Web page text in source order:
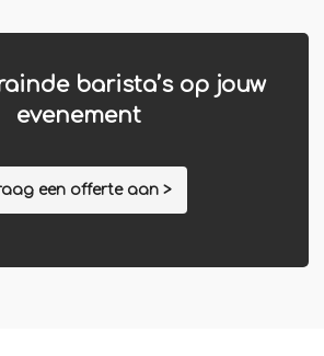
barista’s op jouw
evenement
een offerte aan >